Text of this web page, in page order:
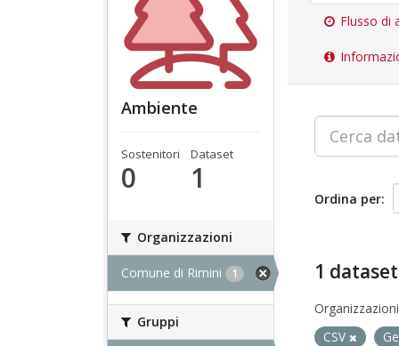
Ambiente
Sostenitori
0
Dataset
1
Organizzazioni
Comune di Rimini 1
Gruppi
Flusso di
Ordina per
1
CSV